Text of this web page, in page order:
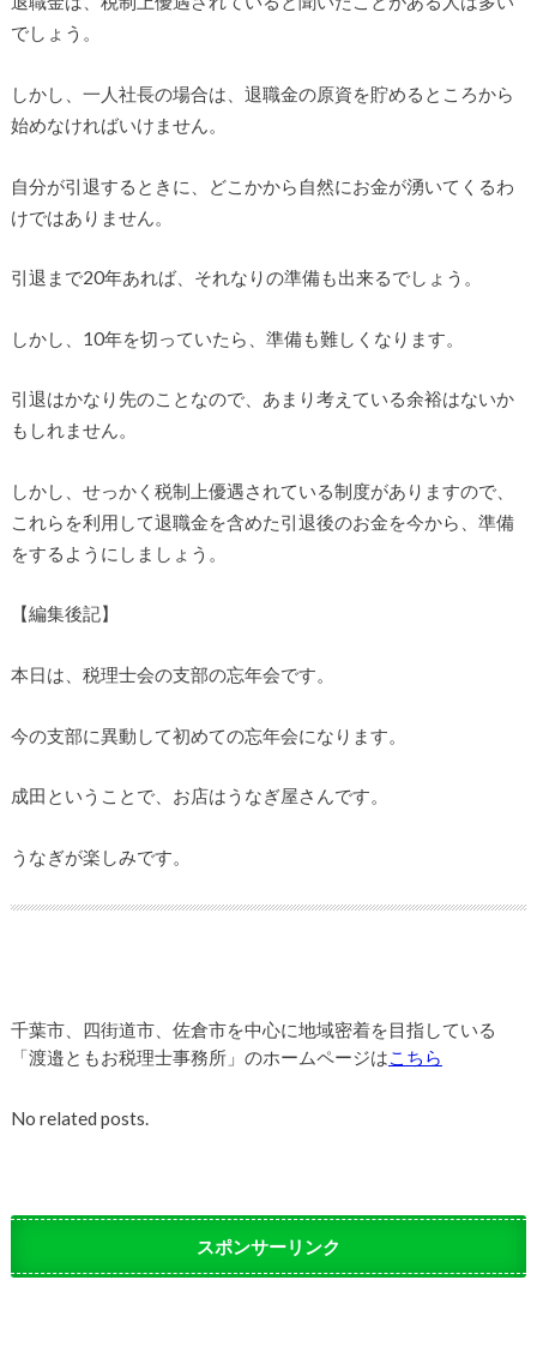
でしょう。
しかし、一人社長の場合は、退職金の原資を貯めるところから
始めなければいけません。
自分が引退するときに、どこかから自然にお金が湧いてくるわ
けではありません。
引退まで20年あれば、それなりの準備も出来るでしょう。
しかし、10年を切っていたら、準備も難しくなります。
引退はかなり先のことなので、あまり考えている余裕はないか
もしれません。
しかし、せっかく税制上優遇されている制度がありますので、
これらを利用して退職金を含めた引退後のお金を今から、準備
をするようにしましょう。
【編集後記】
本日は、税理士会の支部の忘年会です。
今の支部に異動して初めての忘年会になります。
成田ということで、お店はうなぎ屋さんです。
うなぎが楽しみです。
千葉市、四街道市、佐倉市を中心に地域密着を目指している
「渡邉ともお税理士事務所」のホームページはこちら
No related posts.
スポンサーリンク